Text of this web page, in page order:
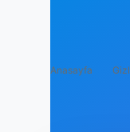
Anasayfa